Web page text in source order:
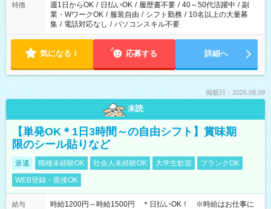
特徴 週1日からOK / 日払いOK / 履歴書不要 / 40～50代活躍中 / 副
業・WワークOK / 服装自由 / シフト勤務 / 10名以上の大量募
集 / 電話対応なし / パソコンスキル不要
気になる！ 応募する 詳細へ
掲載日：2026.08.09
未読
【単発OK＊1日3時間～の自由シフト】賞味期
限のシール貼りなど
派遣 職種未経験OK 社会人未経験OK 大学生歓迎
ブランクOK
WEB登録・面接OK
給与
時給1200円～時給1500円 ＊日払いOK！ ※時給はお仕事に